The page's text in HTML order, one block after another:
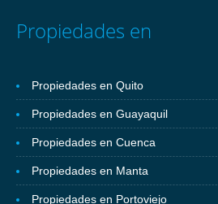
Propiedades en
Propiedades en Quito
Propiedades en Guayaquil
Propiedades en Cuenca
Propiedades en Manta
Propiedades en Portoviejo